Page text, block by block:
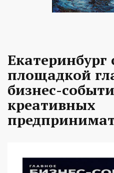
Екатеринбург
площадкой
бизнес-
креативных